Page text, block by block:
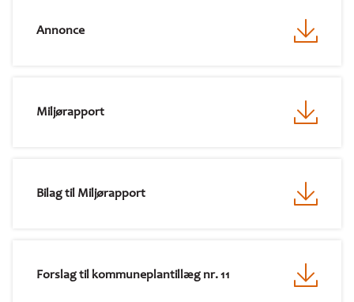
Annonce
Miljørapport
Bilag til Miljørapport
Forslag til kommuneplantillæg nr. 11